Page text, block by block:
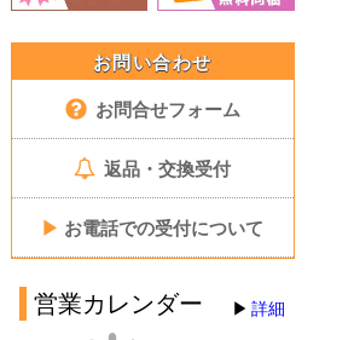
お問い合わせ
お問合せフォーム
返品・交換受付
▶ お電話での受付について
営業カレンダー 詳細